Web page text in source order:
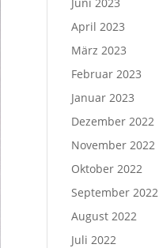
April 2023
März 2023
Februar 2023
Januar 2023
Dezember 2022
November 2022
Oktober 2022
September 2022
August 2022
Juli 2022